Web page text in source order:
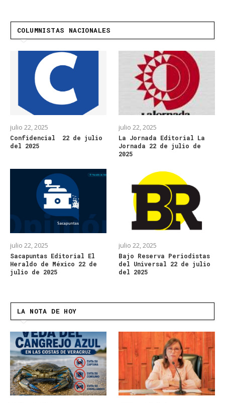
COLUMNISTAS NACIONALES
julio 22, 2025
Confidencial 22 de julio
del 2025
julio 22, 2025
La Jornada Editorial La
Jornada 22 de julio de
2025
julio 22, 2025
Sacapuntas Editorial El
Heraldo de México 22 de
julio de 2025
julio 22, 2025
Bajo Reserva Periodistas
del Universal 22 de julio
del 2025
LA NOTA DE HOY